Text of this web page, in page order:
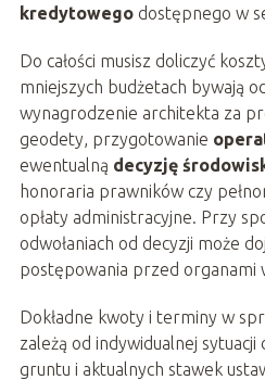
kredytowegodostępnego w
Do całości musisz doliczyć
mniejszych budżetach bywają
wynagrodzenie architekta za
geodety, przygotowanie
ewentualną decyzję
honoraria prawników czy
opłaty administracyjne. Przy
odwołaniach od decyzji może
postępowania przed organami
Dokładne kwoty i terminy w
zależą od indywidualnej sytuacji
gruntu i aktualnych stawek